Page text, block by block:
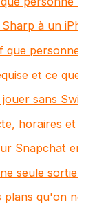
à un
que personne
et ce que
sans
horaires et
Snapchat en
seule sortie
qu'on ne